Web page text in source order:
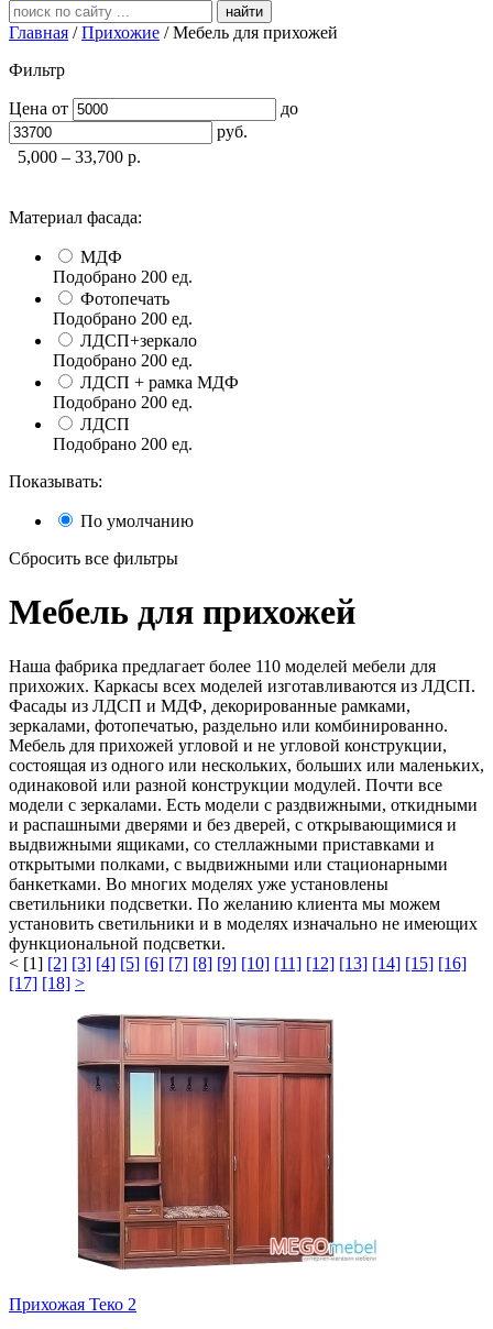
найти
Главная /Прихожие /Мебель для прихожей
Фильтр
Цена от
до
руб.
5,000 – 33,700 р.
Материал фасада:
МДФ
Подобрано 200 ед.
Фотопечать
Подобрано 200 ед.
ЛДСП+зеркало
Подобрано 200 ед.
ЛДСП + рамка МДФ
Подобрано 200 ед.
ЛДСП
Подобрано 200 ед.
Показывать:
По умолчанию
Сбросить все фильтры
Мебель для прихожей
Наша фабрика предлагает более 110 моделей мебели для
прихожих. Каркасы всех моделей изготавливаются из ЛДСП.
Фасады из ЛДСП и МДФ, декорированные рамками,
зеркалами, фотопечатью, раздельно или комбинированно.
Мебель для прихожей угловой и не угловой конструкции,
состоящая из одного или нескольких, больших или маленьких,
одинаковой или разной конструкции модулей. Почти все
модели с зеркалами. Есть модели с раздвижными, откидными
и распашными дверями и без дверей, с открывающимися и
выдвижными ящиками, со стеллажными приставками и
открытыми полками, с выдвижными или стационарными
банкетками. Во многих моделях уже установлены
светильники подсветки. По желанию клиента мы можем
установить светильники и в моделях изначально не имеющих
функциональной подсветки.
< [1] [2] [3] [4] [5] [6] [7] [8] [9] [10] [11] [12] [13] [14] [15] [16]
[17] [18] >
Прихожая Теко 2